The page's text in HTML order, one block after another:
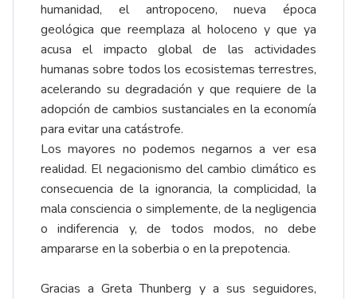
humanidad, el antropoceno, nueva época
geológica que reemplaza al holoceno y que ya
acusa el impacto global de las actividades
humanas sobre todos los ecosistemas terrestres,
acelerando su degradación y que requiere de la
adopción de cambios sustanciales en la economía
para evitar una catástrofe.
Los mayores no podemos negarnos a ver esa
realidad. El negacionismo del cambio climático es
consecuencia de la ignorancia, la complicidad, la
mala consciencia o simplemente, de la negligencia
o indiferencia y, de todos modos, no debe
ampararse en la soberbia o en la prepotencia.
Gracias a Greta Thunberg y a sus seguidores,